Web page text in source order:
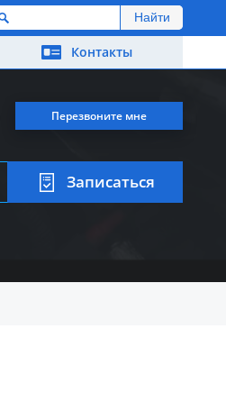
Контакты
Перезвоните мне
Записаться